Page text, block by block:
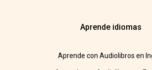
Aprende idiomas
Aprende con Audiolibros en